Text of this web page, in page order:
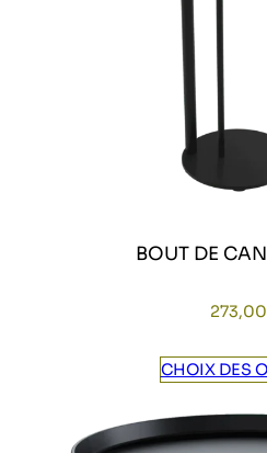
BOUT DE
273,00
CHOIX DES